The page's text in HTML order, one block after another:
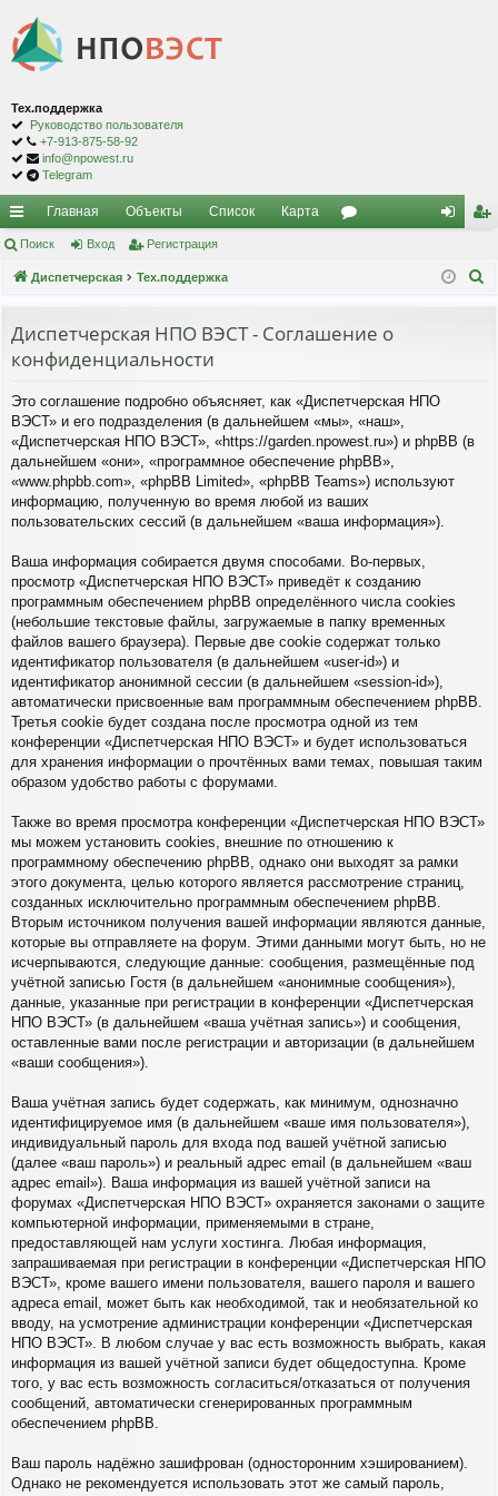
Тех.поддержка
Руководство пользователя
+7-913-875-58-92
info@npowest.ru
Telegram
с
ы
и
Главная Объекты Список Карта
д ис
Поиск Вход Регистрация
Диспетчерская Тех.поддержка
Диспетчерская НПО ВЭСТ - Соглашение о
конфиденциальности
Это соглашение подробно объясняет, как «Диспетчерская НПО
ВЭСТ» и его подразделения (в дальнейшем «мы», «наш»,
«Диспетчерская НПО ВЭСТ», «https://garden.npowest.ru») и phpBB (в
дальнейшем «они», «программное обеспечение phpBB»,
«www.phpbb.com», «phpBB Limited», «phpBB Teams») используют
информацию, полученную во время любой из ваших
пользовательских сессий (в дальнейшем «ваша информация»).
Ваша информация собирается двумя способами. Во-первых,
просмотр «Диспетчерская НПО ВЭСТ» приведёт к созданию
программным обеспечением phpBB определённого числа cookies
(небольшие текстовые файлы, загружаемые в папку временных
файлов вашего браузера). Первые две cookie содержат только
идентификатор пользователя (в дальнейшем «user-id») и
идентификатор анонимной сессии (в дальнейшем «session-id»),
автоматически присвоенные вам программным обеспечением phpBB.
Третья cookie будет создана после просмотра одной из тем
конференции «Диспетчерская НПО ВЭСТ» и будет использоваться
для хранения информации о прочтённых вами темах, повышая таким
образом удобство работы с форумами.
Также во время просмотра конференции «Диспетчерская НПО ВЭСТ»
мы можем установить cookies, внешние по отношению к
программному обеспечению phpBB, однако они выходят за рамки
этого документа, целью которого является рассмотрение страниц,
созданных исключительно программным обеспечением phpBB.
Вторым источником получения вашей информации являются данные,
которые вы отправляете на форум. Этими данными могут быть, но не
исчерпываются, следующие данные: сообщения, размещённые под
учётной записью Гостя (в дальнейшем «анонимные сообщения»),
данные, указанные при регистрации в конференции «Диспетчерская
НПО ВЭСТ» (в дальнейшем «ваша учётная запись») и сообщения,
оставленные вами после регистрации и авторизации (в дальнейшем
«ваши сообщения»).
Ваша учётная запись будет содержать, как минимум, однозначно
идентифицируемое имя (в дальнейшем «ваше имя пользователя»),
индивидуальный пароль для входа под вашей учётной записью
(далее «ваш пароль») и реальный адрес email (в дальнейшем «ваш
адрес email»). Ваша информация из вашей учётной записи на
форумах «Диспетчерская НПО ВЭСТ» охраняется законами о защите
компьютерной информации, применяемыми в стране,
предоставляющей нам услуги хостинга. Любая информация,
запрашиваемая при регистрации в конференции «Диспетчерская НПО
ВЭСТ», кроме вашего имени пользователя, вашего пароля и вашего
адреса email, может быть как необходимой, так и необязательной ко
вводу, на усмотрение администрации конференции «Диспетчерская
НПО ВЭСТ». В любом случае у вас есть возможность выбрать, какая
информация из вашей учётной записи будет общедоступна. Кроме
того, у вас есть возможность согласиться/отказаться от получения
сообщений, автоматически сгенерированных программным
обеспечением phpBB.
Ваш пароль надёжно зашифрован (односторонним хэшированием).
Однако не рекомендуется использовать этот же самый пароль,